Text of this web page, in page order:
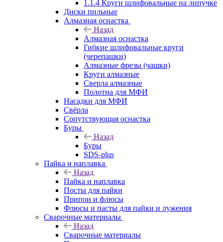
1.1.4 Круги шлифовальные на липучке
Диски пильные
Алмазная оснастка
Назад
Алмазная оснастка
Гибкие шлифовальные круги
(черепашки)
Алмазные фрезы (чашки)
Круги алмазные
Сверла алмазные
Полотна для МФИ
Насадки для МФИ
Свёрла
Сопутствующая оснастка
Буры
Назад
Буры
SDS-plus
Пайка и наплавка
Назад
Пайка и наплавка
Посты для пайки
Припои и флюсы
Флюсы и пасты для пайки и лужения
Сварочные материалы
Назад
Сварочные материалы